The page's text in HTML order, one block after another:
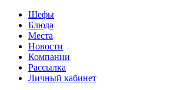
Шефы
Блюда
Места
Новости
Компании
Рассылка
Личный кабинет